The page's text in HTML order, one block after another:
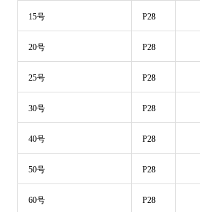
15号 P28
20号 P28
25号 P28
30号 P28
40号 P28
50号 P28
60号 P28